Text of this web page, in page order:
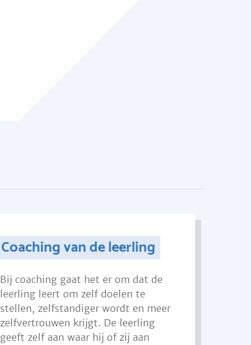
Coaching van de leerling
Bij coaching gaat het er om dat de
leerling leert om zelf doelen te
stellen, zelfstandiger wordt en meer
zelfvertrouwen krijgt. De leerling
geeft zelf aan waar hij of zij aan